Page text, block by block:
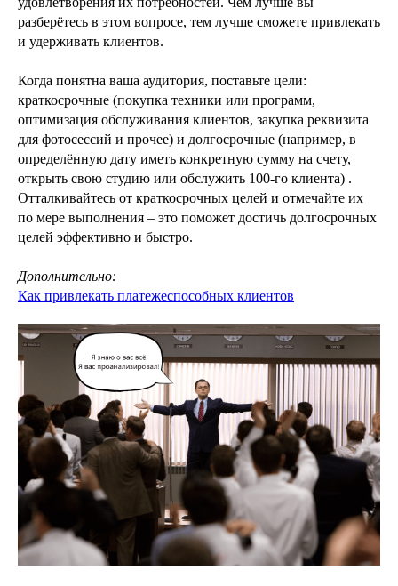
разберётесь в этом вопросе, тем лучше сможете привлекать
и удерживать клиентов.
Когда понятна ваша аудитория, поставьте цели:
краткосрочные (покупка техники или программ,
оптимизация обслуживания клиентов, закупка реквизита
для фотосессий и прочее) и долгосрочные (например, в
определённую дату иметь конкретную сумму на счету,
открыть свою студию или обслужить 100-го клиента) .
Отталкивайтесь от краткосрочных целей и отмечайте их
по мере выполнения – это поможет достичь долгосрочных
целей эффективно и быстро.
Дополнительно:
Как привлекать платежеспособных клиентов